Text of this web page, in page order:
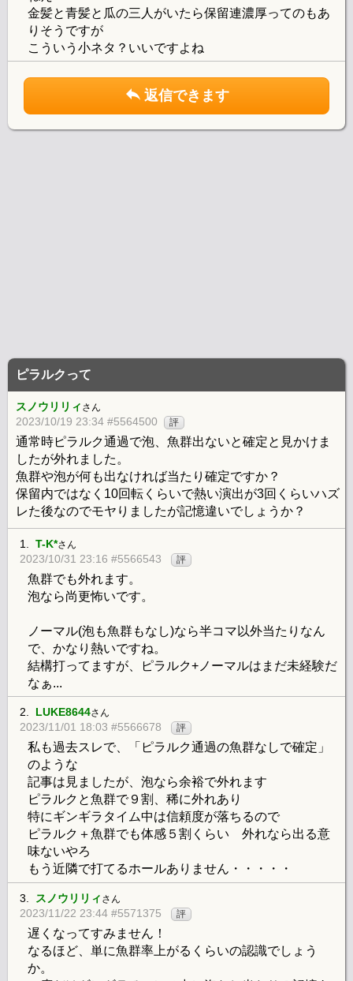
金髪と青髪と瓜の三人がいたら保留連濃厚ってのもあ
りそうですが
こういう小ネタ？いいですよね
返信できます
ピラルクって
スノウリリィ さん
2023/10/19 23:34 #5564500 評
通常時ピラルク通過で泡、魚群出ないと確定と見かけま
したが外れました。
魚群や泡が何も出なければ当たり確定ですか？
保留内ではなく10回転くらいで熱い演出が3回くらいハズ
レた後なのでモヤりましたが記憶違いでしょうか？
1. T-K*さん
2023/10/31 23:16 #5566543 評
魚群でも外れます。
泡なら尚更怖いです。
ノーマル(泡も魚群もなし)なら半コマ以外当たりなん
で、かなり熱いですね。
結構打ってますが、ピラルク+ノーマルはまだ未経験だ
なぁ...
2. LUKE8644さん
2023/11/01 18:03 #5566678 評
私も過去スレで、「ピラルク通過の魚群なしで確定」
のような
記事は見ましたが、泡なら余裕で外れます
ピラルクと魚群で９割、稀に外れあり
特にギンギラタイム中は信頼度が落ちるので
ピラルク＋魚群でも体感５割くらい 外れなら出る意
味ないやろ
もう近隣で打てるホールありません・・・・・
3. スノウリリィ さん
2023/11/22 23:44 #5571375 評
遅くなってすみません！
なるほど、単に魚群率上がるくらいの認識でしょう
か。